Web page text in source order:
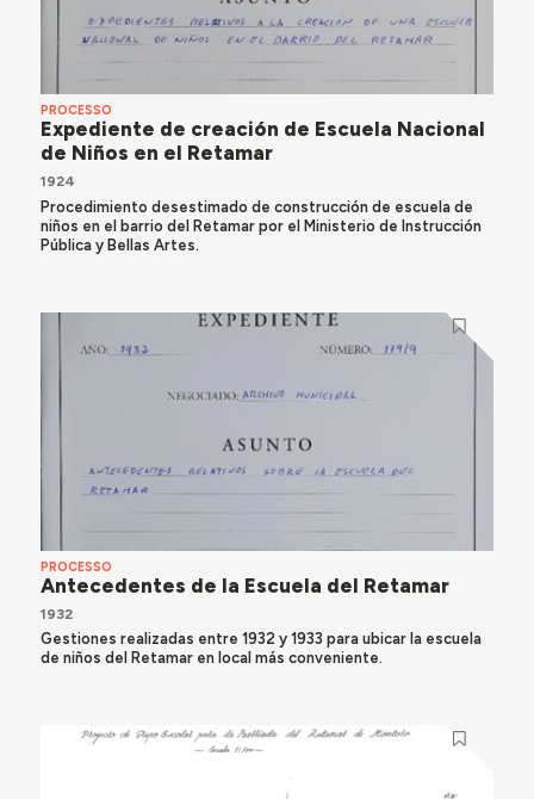
PROCESSO
Expediente de creación de Escuela Nacional
de Niños en el Retamar
1924
Procedimiento desestimado de construcción de escuela de
niños en el barrio del Retamar por el Ministerio de Instrucción
Pública y Bellas Artes.
PROCESSO
Antecedentes de la Escuela del Retamar
1932
Gestiones realizadas entre 1932 y 1933 para ubicar la escuela
de niños del Retamar en local más conveniente.